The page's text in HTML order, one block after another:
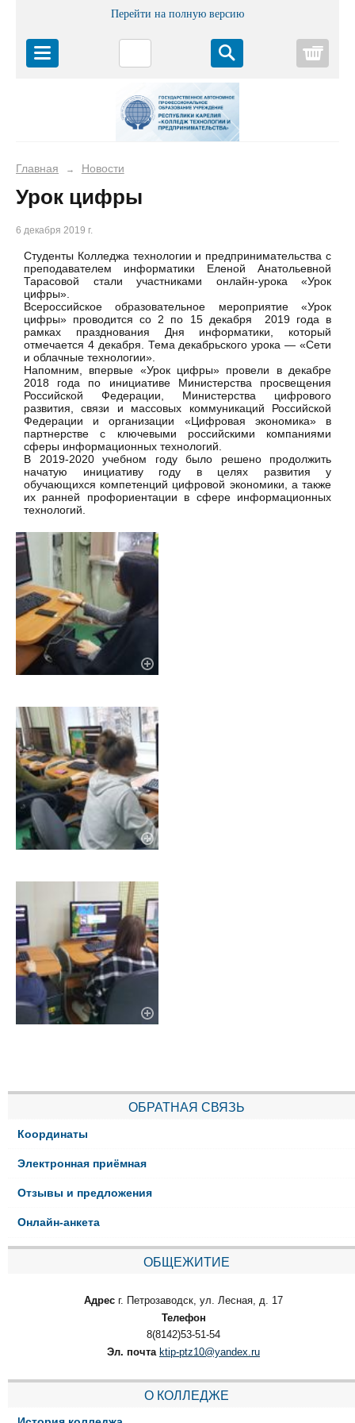
Перейти на полную версию
Главная → Новости
Урок цифры
6 декабря 2019 г.
Студенты Колледжа технологии и предпринимательства с
преподавателем информатики Еленой Анатольевной
Тарасовой стали участниками онлайн-урока «Урок
цифры».
Всероссийское образовательное мероприятие «Урок
цифры» проводится со 2 по 15 декабря 2019 года в
рамках празднования Дня информатики, который
отмечается 4 декабря. Тема декабрьского урока — «Сети
и облачные технологии».
Напомним, впервые «Урок цифры» провели в декабре
2018 года по инициативе Министерства просвещения
Российской Федерации, Министерства цифрового
развития, связи и массовых коммуникаций Российской
Федерации и организации «Цифровая экономика» в
партнерстве с ключевыми российскими компаниями
сферы информационных технологий.
В 2019-2020 учебном году было решено продолжить
начатую инициативу году в целях развития у
обучающихся компетенций цифровой экономики, а также
их ранней профориентации в сфере информационных
технологий.
ОБРАТНАЯ СВЯЗЬ
Координаты
Электронная приёмная
Отзывы и предложения
Онлайн-анкета
ОБЩЕЖИТИЕ
Адрес г. Петрозаводск, ул. Лесная, д. 17
Телефон
8(8142)53-51-54
Эл. почта ktip-ptz10@yandex.ru
О КОЛЛЕДЖЕ